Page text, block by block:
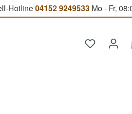
Hotline04152 9249533 Mo - Fr,
Du hast